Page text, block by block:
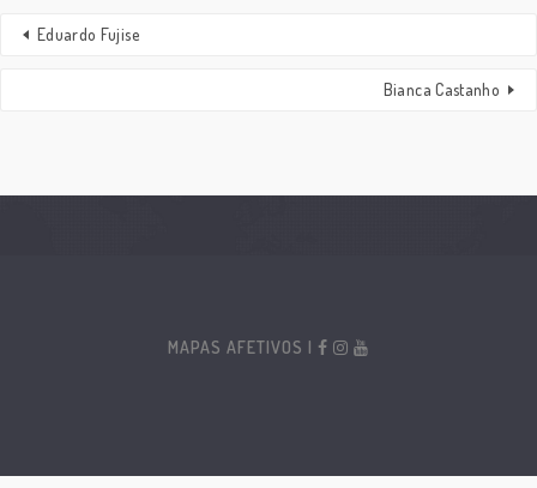
Eduardo Fujise
Bianca Castanho
MAPAS AFETIVOS |